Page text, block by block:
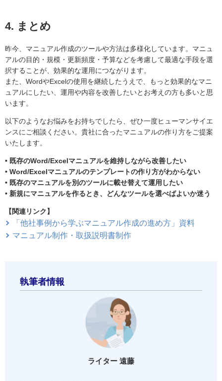
4. まとめ
昨今、マニュアル作成のツールや方法は多様化しています。マニュ
アルの目的・規模・更新頻度・予算などを考慮して最適な手段を選
択することが、効果的な運用につながります。
また、WordやExcelの使用を継続したうえで、もっと効果的なマニ
ュアルにしたい、運用や内容を改善したいとお考えの方も多いと思
います。
以下のようなお悩みをお持ちでしたら、ぜひ一度ヒューマンサイエ
ンスにご相談ください。貴社に合ったマニュアルの作り方をご提案
いたします。
• 既存のWord/Excelマニュアルを維持しながら改善したい
• Word/Excelマニュアルのテンプレートの作り方がわからない
• 既存のマニュアルを別のツールに載せ替えて運用したい
• 新規にマニュアルを作るとき、どんなツールを選べばよいか迷う
【関連リンク】
「他社事例から学ぶマニュアル作成の進め方」資料
マニュアル制作・取扱説明書制作
執筆者情報
ライター 遠藤